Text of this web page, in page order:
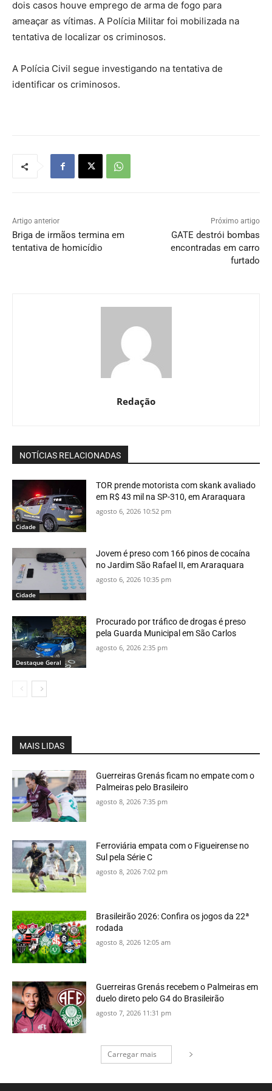
dois casos houve emprego de arma de fogo para
ameaçar as vítimas. A Polícia Militar foi mobilizada na
tentativa de localizar os criminosos.
A Polícia Civil segue investigando na tentativa de
identificar os criminosos.
Artigo anterior
Briga de irmãos termina em
tentativa de homicídio
Próximo artigo
GATE destrói bombas
encontradas em carro
furtado
Redação
NOTÍCIAS RELACIONADAS
Cidade
TOR prende motorista com skank avaliado
em R$ 43 mil na SP-310, em Araraquara
agosto 6, 2026 10:52 pm
Cidade
Jovem é preso com 166 pinos de cocaína
no Jardim São Rafael II, em Araraquara
agosto 6, 2026 10:35 pm
Destaque Geral
Procurado por tráfico de drogas é preso
pela Guarda Municipal em São Carlos
agosto 6, 2026 2:35 pm
MAIS LIDAS
Guerreiras Grenás ficam no empate com o
Palmeiras pelo Brasileiro
agosto 8, 2026 7:35 pm
Ferroviária empata com o Figueirense no
Sul pela Série C
agosto 8, 2026 7:02 pm
Brasileirão 2026: Confira os jogos da 22ª
rodada
agosto 8, 2026 12:05 am
Guerreiras Grenás recebem o Palmeiras em
duelo direto pelo G4 do Brasileirão
agosto 7, 2026 11:31 pm
Carregar mais